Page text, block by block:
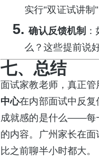
实行"双证试讲制
5.确认反馈机制
么？这些提前说
七、总结
面试家教老师，真正
中心在内部面试中反
成就感的是什么——每
的内容。广州家长在
比之前聊半小时都大。